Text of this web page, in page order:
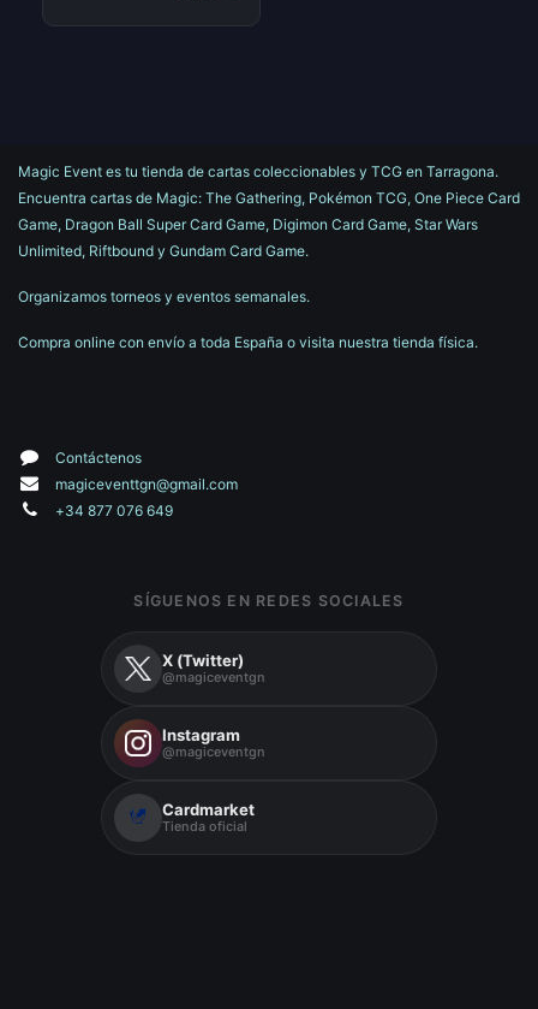
Magic Event es tu tienda de cartas coleccionables y TCG en Tarragona.
Encuentra cartas de Magic: The Gathering, Pokémon TCG, One Piece Card
Game, Dragon Ball Super Card Game, Digimon Card Game, Star Wars
Unlimited, Riftbound y Gundam Card Game.
Organizamos torneos y eventos semanales.
Compra online con envío a toda España o visita nuestra tienda física.
Contáctenos
magiceventtgn@gmail.com
+34 877 076 649
SÍGUENOS EN REDES SOCIALES
X (Twitter)
@magiceventgn
Instagram
@magiceventgn
Cardmarket
Tienda oficial